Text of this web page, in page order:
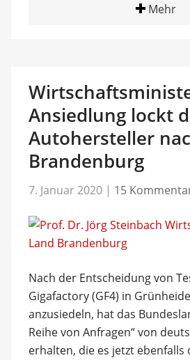
Mehr
Ansiedlung lockt
Autohersteller
Brandenburg
7. Januar 2020 | 15
Nach der Entscheidung von
Gigafactory (GF4) in
anzusiedeln, hat das
Reihe von Anfragen“ von
erhalten, die es jetzt ebenfalls